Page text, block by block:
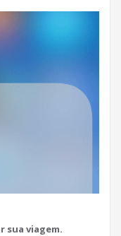
sua viagem.